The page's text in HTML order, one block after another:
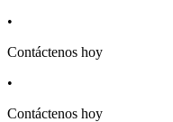
•
Contáctenos hoy
•
Contáctenos hoy